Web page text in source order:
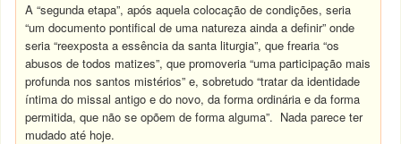
A “segunda etapa”, após aquela colocação de condições, seria
“um documento pontifical de uma natureza ainda a definir” onde
seria “reexposta a essência da santa liturgia”, que frearia “os
abusos de todos matizes”, que promoveria “uma participação mais
profunda nos santos mistérios” e, sobretudo “tratar da identidade
íntima do missal antigo e do novo, da forma ordinária e da forma
permitida, que não se opõem de forma alguma”. Nada parece ter
mudado até hoje.